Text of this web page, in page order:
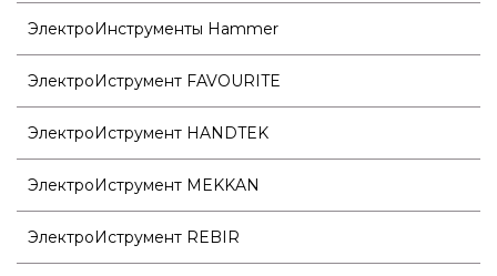
ЭлектроИнструменты Hammer
ЭлектроИструмент FAVOURITE
ЭлектроИструмент HANDTEK
ЭлектроИструмент MEKKAN
ЭлектроИструмент REBIR